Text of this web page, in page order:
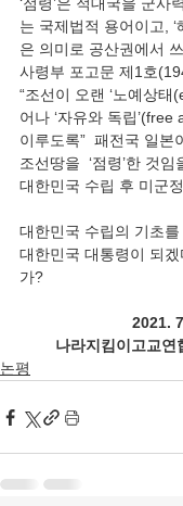
는 국제법적 용어이고,
은 의미로 공산권에서
사령부 포고문 제1호
“조선이 오랜 ‘노예상태
어나 ‘자유와 독립
이루도록”  패전국 일본
조선땅을  ‘점령’한 것
대한민국 수립 후 미군
대한민국 수립의 기초
대한민국 대통령이 되
가?
2021.
나라지킴이고교연
논평